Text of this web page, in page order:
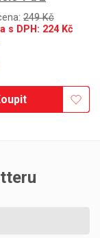
249 Kč
s DPH: 224Kč